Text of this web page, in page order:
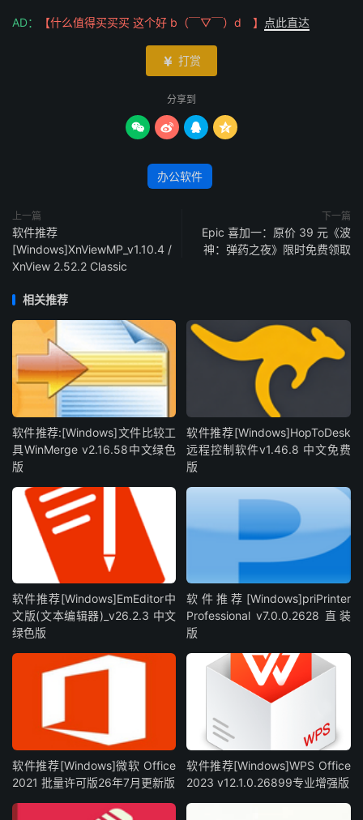
AD： 【什么值得买买买 这个好 b（￣▽￣）d 】 点此直达
 打赏
分享到
   
办公软件
上一篇
软件推荐
[Windows]XnViewMP_v1.10.4 /
XnView 2.52.2 Classic
下一篇
Epic 喜加一：原价 39 元《波
神：弹药之夜》限时免费领取
相关推荐
软件推荐:[Windows]文件比较工
具WinMerge v2.16.58中文绿色
版
软件推荐[Windows]HopToDesk
远程控制软件v1.46.8 中文免费
版
软件推荐[Windows]EmEditor中
文版(文本编辑器)_v26.2.3 中文
绿色版
软件推荐[Windows]priPrinter
Professional v7.0.0.2628 直装
版
软件推荐[Windows]微软 Office
2021 批量许可版26年7月更新版
软件推荐[Windows]WPS Office
2023 v12.1.0.26899专业增强版